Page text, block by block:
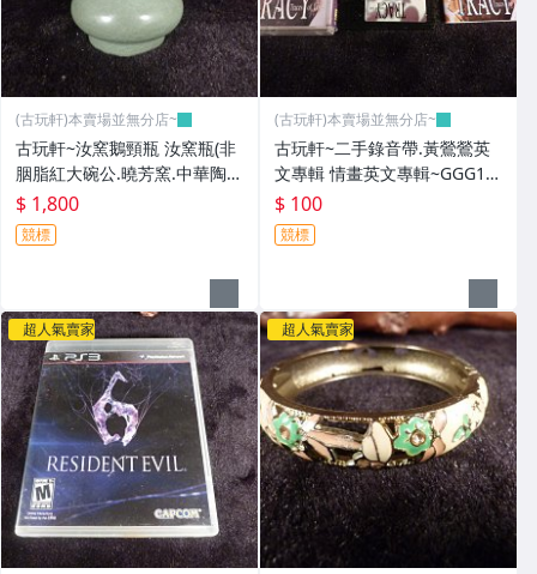
(古玩軒)本賣場並無分店~
古玩軒~汝窯鵝頸瓶 汝窯瓶(非
胭脂紅大碗公.曉芳窯.中華陶
瓷.北投光華瓷器)GGG102
$ 1,800
競標
(古玩軒)本賣場並無分店~
古玩軒~二手錄音帶.黃鶯鶯英
文專輯 情畫英文專輯~GGG10
1
$ 100
競標
超人氣賣家 超人氣賣家